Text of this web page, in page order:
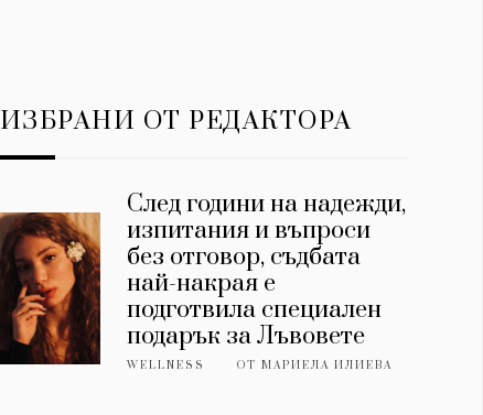
ИЗБРАНИ ОТ РЕДАКТОРА
След години на надежди,
изпитания и въпроси
без отговор, съдбата
най-накрая е
подготвила специален
подарък за Лъвовете
WELLNESS ОТМАРИЕЛА ИЛИЕВА